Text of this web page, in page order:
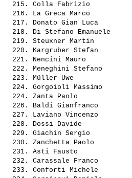
  215.
Colla Fabrizio
  216.
La Greca Marco
  217.
Donato Gian Luca
  218.
Di Stefano Emanuele
  219.
Steuxner Martin
  220.
Kargruber Stefan
  221.
Nencini Mauro
  222.
Meneghini Stefano
  223.
Müller Uwe
  224.
Gorgoioli Massimo
  224.
Zanta Paolo
  226.
Baldi Gianfranco
  227.
Laviano Vincenzo
  228.
Dossi Davide
  229.
Giachin Sergio
  230.
Zanchetta Paolo
  231.
Asti Fausto
  232.
Carassale Franco
  233.
Conforti Michele